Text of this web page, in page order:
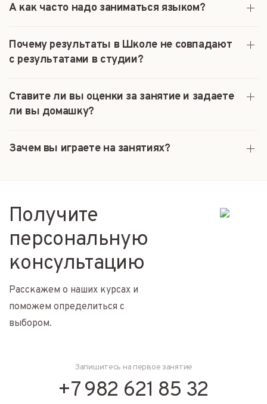
А как часто надо заниматься языком?
Почему результаты в Школе не совпадают
с результатами в студии?
Ставите ли вы оценки за занятие и задаете
ли вы домашку?
Зачем вы играете на занятиях?
Получите
персональную
консультацию
Расскажем о наших курсах и
поможем определиться с
выбором.
Запишитесь на первое занятие
+7 982 621 85 32